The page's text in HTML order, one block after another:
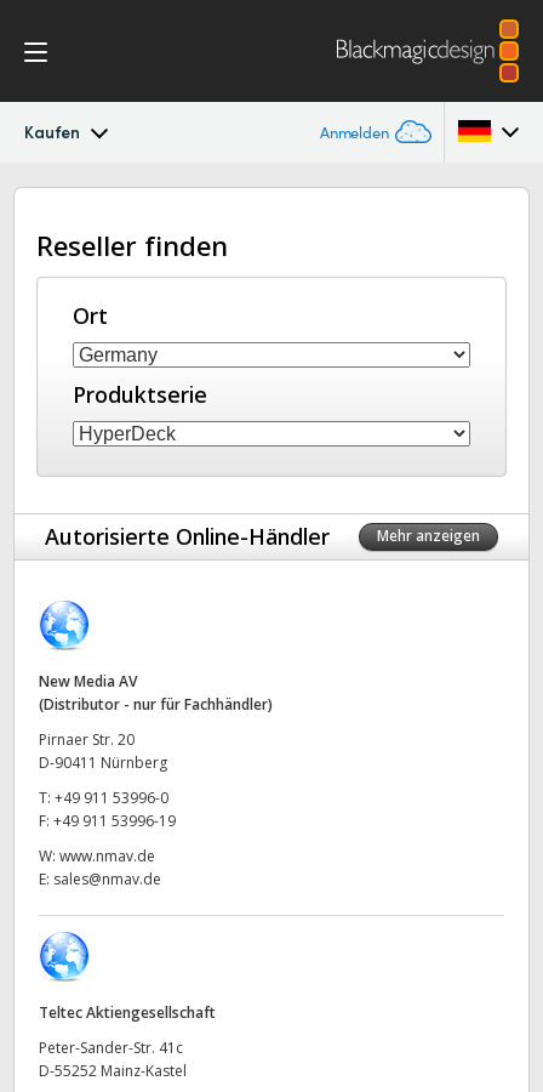
Kaufen Anmelden
HyperDeck Studio
Modelle
Workflow
Blackmagic OS
DaVinci Resolve Replay
Australia
Austria
Brazil
Canada
Denmark
Finland
Germany
India
Italy
Japan
Reseller finden
Ort
Produktserie
Autorisierte Online-Händler Mehr anzeigen
New Media AV
(Distributor - nur für Fachhändler)
Pirnaer Str. 20
D-90411 Nürnberg
T: +49 911 53996-0
F: +49 911 53996-19
W: www.nmav.de
E: sales@nmav.de
Teltec Aktiengesellschaft
Peter-Sander-Str. 41c
D-55252 Mainz-Kastel